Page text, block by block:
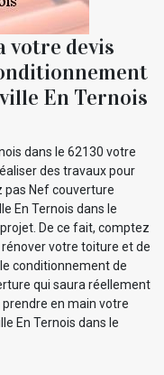
votre devis
En Ternois
dans le 62130 votre
des travaux pour
pas Nef couverture
En Ternois dans le
De ce fait, comptez
votre toiture et de
conditionnement de
qui saura réellement
en main votre
En Ternois dans le